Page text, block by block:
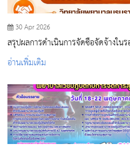
30 Apr 2026
สรุปผลการดำเนินการจัดซื้อจัดจ้างใ
อ่านเพิ่มเติม